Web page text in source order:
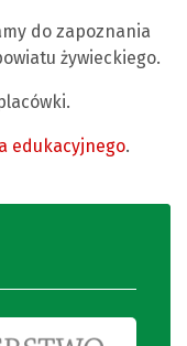
do zapoznania
żywieckiego.
edukacyjnego.